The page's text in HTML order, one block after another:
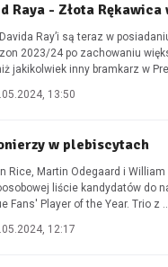
Raya - Złota
Ray’i są teraz w
2023/24 po zachowaniu
jakikolwiek inny bramkarz w
13:50
w plebiscytach
Rice, Martin Odegaard i
liście kandydatów do
Fans' Player of the Year. Trio z
12:17